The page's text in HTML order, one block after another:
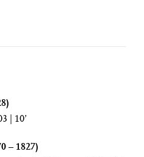
| 10’
– 1827)